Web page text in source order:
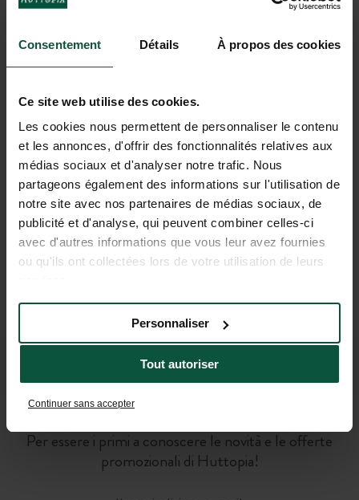
Consentement Détails À propos des cookies
Ce site web utilise des cookies.
Les cookies nous permettent de personnaliser le contenu
et les annonces, d'offrir des fonctionnalités relatives aux
médias sociaux et d'analyser notre trafic. Nous
partageons également des informations sur l'utilisation de
notre site avec nos partenaires de médias sociaux, de
publicité et d'analyse, qui peuvent combiner celles-ci
avec d'autres informations que vous leur avez fournies
ou qu'ils ont collectées lors de votre utilisation de leurs
Tout autoriser
Personnaliser
Continuer sans accepter
HUTTOPIA FONT-ROMEU
Affitta il tuo chalet a Font-Romeu, a 1800 metri sul
livello del mare, nel cuore dei Pirenei e della foresta
di Cerdagne. Svegliarsi ogni mattina con vista sulla
natura per una vacanza indimenticabile!
Altri tipi dicottagesono affittati in inverno sulle
nostre destinazioni nelle Alpi Bourg-St-Maurice e
Vallouise e nel Giura in Divonne.
UNISCITI ALLA NOSTRA
COMUNITÀ
Per essere i primi a conoscere le novità e le offerte
promozionali di Huttopia!